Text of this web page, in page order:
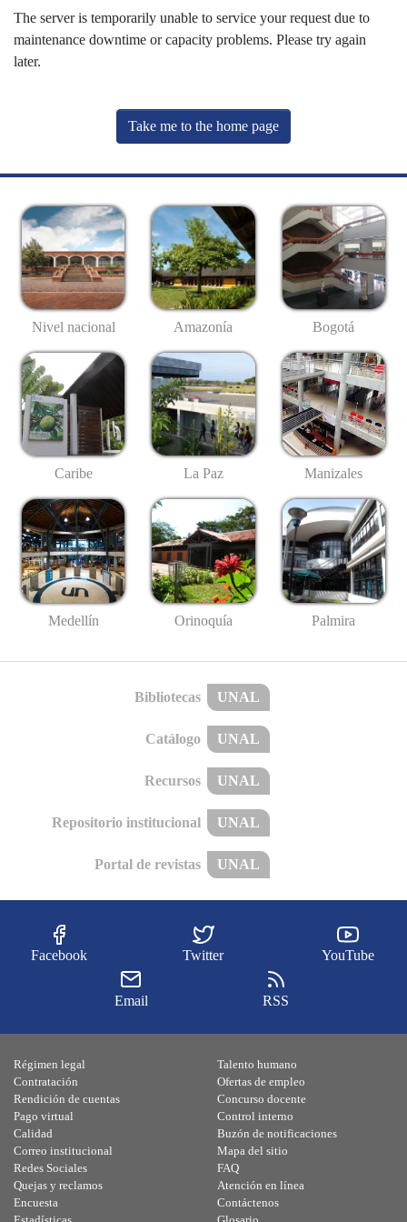
The server is temporarily unable to service your request due to
maintenance downtime or capacity problems. Please try again
later.
Take me to the home page
Nivel nacional Amazonía Bogotá
Caribe La Paz Manizales
Medellín Orinoquía Palmira
Bibliotecas UNAL
Catálogo UNAL
Recursos UNAL
Repositorio institucional UNAL
Portal de revistas UNAL
Facebook Twitter YouTube
Email RSS
Régimen legal
Contratación
Rendición de cuentas
Pago virtual
Calidad
Talento humano
Ofertas de empleo
Concurso docente
Control interno
Buzón de notificaciones
Correo institucional
Redes Sociales
Quejas y reclamos
Encuesta
Mapa del sitio
FAQ
Atención en línea
Contáctenos